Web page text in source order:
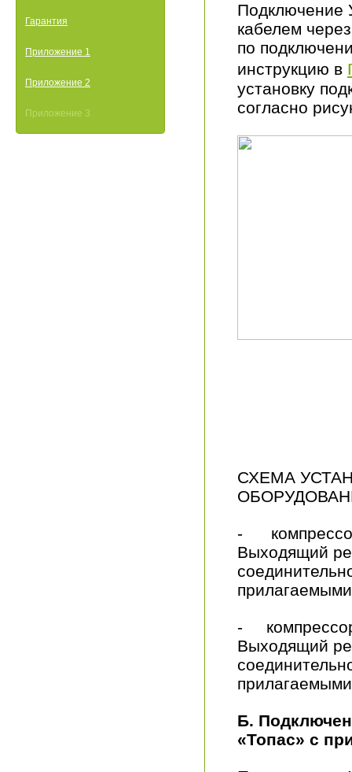
Гарантия
Приложение 1
Приложение 2
Приложение 3
Подключение
кабелем
по
инструкцию в
установку
согласно
СХЕМА
- компрессор
Выходящий
- компрессор
Выходящий
Б.
«Топас» с